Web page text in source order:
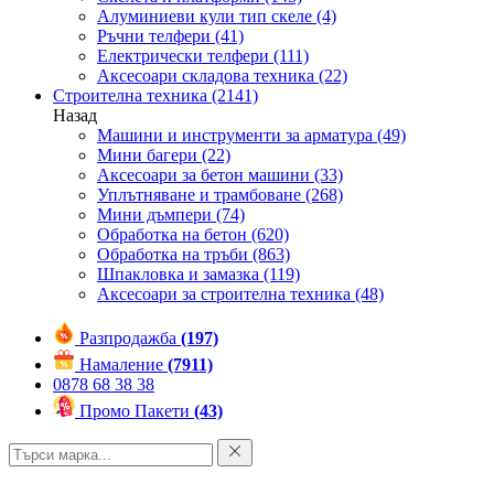
Алуминиеви кули тип скеле (4)
Ръчни телфери (41)
Електрически телфери (111)
Аксесоари складова техника (22)
Строителна техника (2141)
Назад
Машини и инструменти за арматура (49)
Мини багери (22)
Аксесоари за бетон машини (33)
Уплътняване и трамбоване (268)
Мини дъмпери (74)
Обработка на бетон (620)
Обработка на тръби (863)
Шпакловка и замазка (119)
Аксесоари за строителна техника (48)
Разпродажба (197)
Намаление (7911)
0878 68 38 38
Промо Пакети (43)